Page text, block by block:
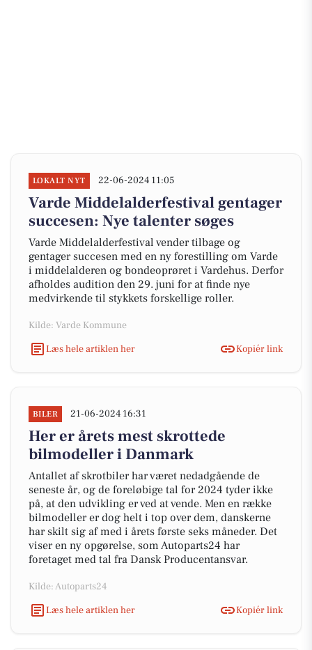
LOKALT NYT 22-06-2024 11:05
Varde Middelalderfestival gentager
succesen: Nye talenter søges
Varde Middelalderfestival vender tilbage og
gentager succesen med en ny forestilling om Varde
i middelalderen og bondeoprøret i Vardehus. Derfor
afholdes audition den 29. juni for at finde nye
medvirkende til stykkets forskellige roller.
Kilde: Varde Kommune
Læs hele artiklen her
Kopiér link
BILER 21-06-2024 16:31
Her er årets mest skrottede
bilmodeller i Danmark
Antallet af skrotbiler har været nedadgående de
seneste år, og de foreløbige tal for 2024 tyder ikke
på, at den udvikling er ved at vende. Men en række
bilmodeller er dog helt i top over dem, danskerne
har skilt sig af med i årets første seks måneder. Det
viser en ny opgørelse, som Autoparts24 har
foretaget med tal fra Dansk Producentansvar.
Kilde: Autoparts24
Læs hele artiklen her
Kopiér link